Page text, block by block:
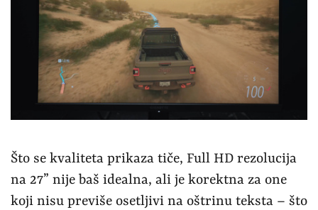
Što se kvaliteta prikaza tiče, Full HD rezolucija
na 27” nije baš idealna, ali je korektna za one
koji nisu previše osetljivi na oštrinu teksta – što